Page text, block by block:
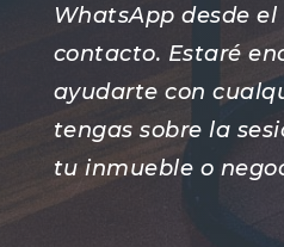
WhatsApp desde
contacto. Estaré
ayudarte con
tengas sobre la
tu inmueble o